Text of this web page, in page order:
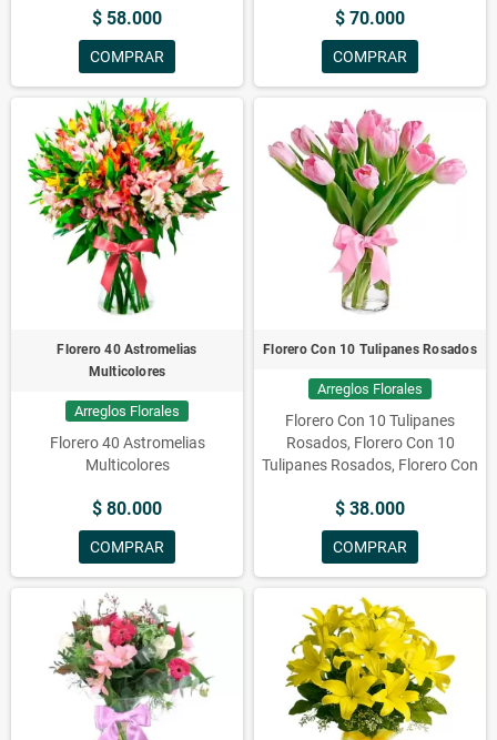
Santiago. ¡Celebra la vida en
Rosasadomicilio.cl!
$ 58.000
COMPRAR
$ 70.000
COMPRAR
Florero 40 Astromelias
Multicolores
Arreglos Florales
Florero 40 Astromelias
Multicolores
$ 80.000
COMPRAR
Florero Con 10 Tulipanes Rosados
Arreglos Florales
Florero Con 10 Tulipanes
Rosados, Florero Con 10
Tulipanes Rosados, Florero Con
Con 10 Tulipanes Rosados,
Floreros con Flores, Flores,
Florero, Rosados, Tulipanes,
Arreglos, Florero Con 10
Tulipanes Rosados, Areglos
Florales,
$ 38.000
COMPRAR